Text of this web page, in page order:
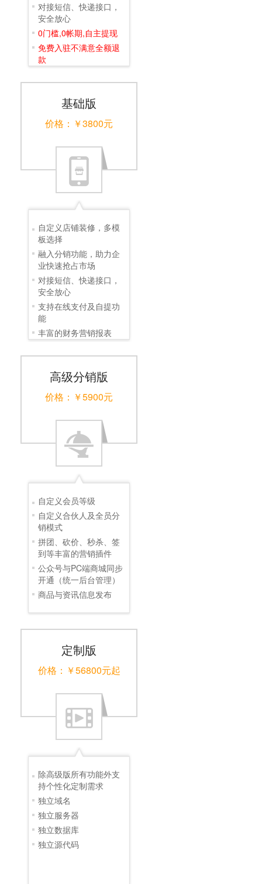
对接短信、快递接口，
安全放心
0门槛,0帐期,自主提现
免费入驻不满意全额退
款
基础版
价格：￥3800元
自定义店铺装修，多模
板选择
融入分销功能，助力企
业快速抢占市场
对接短信、快递接口，
安全放心
支持在线支付及自提功
能
丰富的财务营销报表
高级分销版
价格：￥5900元
自定义会员等级
自定义合伙人及全员分
销模式
拼团、砍价、秒杀、签
到等丰富的营销插件
公众号与PC端商城同步
开通（统一后台管理）
商品与资讯信息发布
定制版
价格：￥56800元起
除高级版所有功能外支
持个性化定制需求
独立域名
独立服务器
独立数据库
独立源代码